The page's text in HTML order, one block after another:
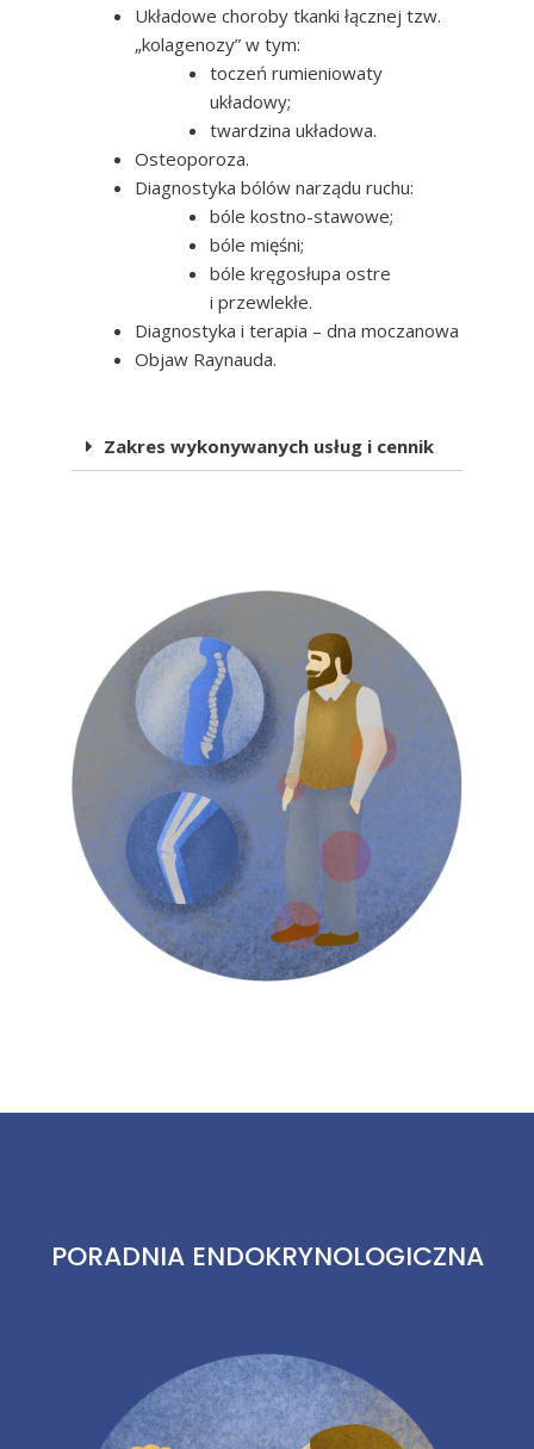
Układowe choroby tkanki łącznej tzw.
„kolagenozy” w tym:
toczeń rumieniowaty
układowy;
twardzina układowa.
Osteoporoza.
Diagnostyka bólów narządu ruchu:
bóle kostno-stawowe;
bóle mięśni;
bóle kręgosłupa ostre
i przewlekłe.
Diagnostyka i terapia – dna moczanowa
Objaw Raynauda.
Zakres wykonywanych usług i cennik
PORADNIA ENDOKRYNOLOGICZNA